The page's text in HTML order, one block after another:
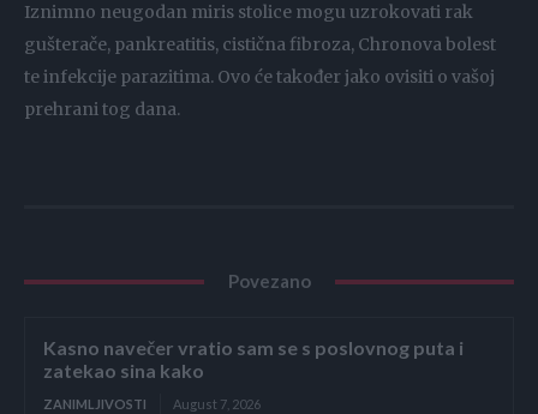
Iznimno neugodan miris stolice mogu uzrokovati rak
gušterače, pankreatitis, cistična fibroza, Chronova bolest
te infekcije parazitima. Ovo će također jako ovisiti o vašoj
prehrani tog dana.
Povezano
Kasno navečer vratio sam se s poslovnog puta i
zatekao sina kako
ZANIMLJIVOSTI August 7, 2026